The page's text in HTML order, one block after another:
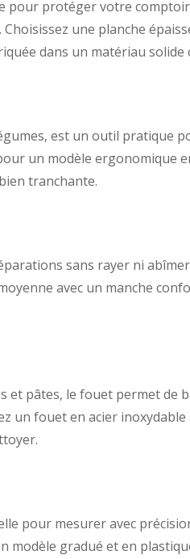
pour protéger votre
une planche
dans un matériau solide
est un outil pratique
un modèle ergonomique
tranchante.
sans rayer ni
avec un manche
et pâtes, le fouet permet de
un fouet en acier inoxydable
pour mesurer avec
modèle gradué et en